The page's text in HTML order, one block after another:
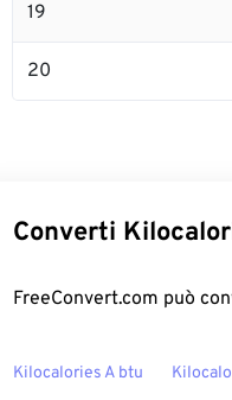
19
20
Converti
FreeConvert.com può
Kilocalories A btu